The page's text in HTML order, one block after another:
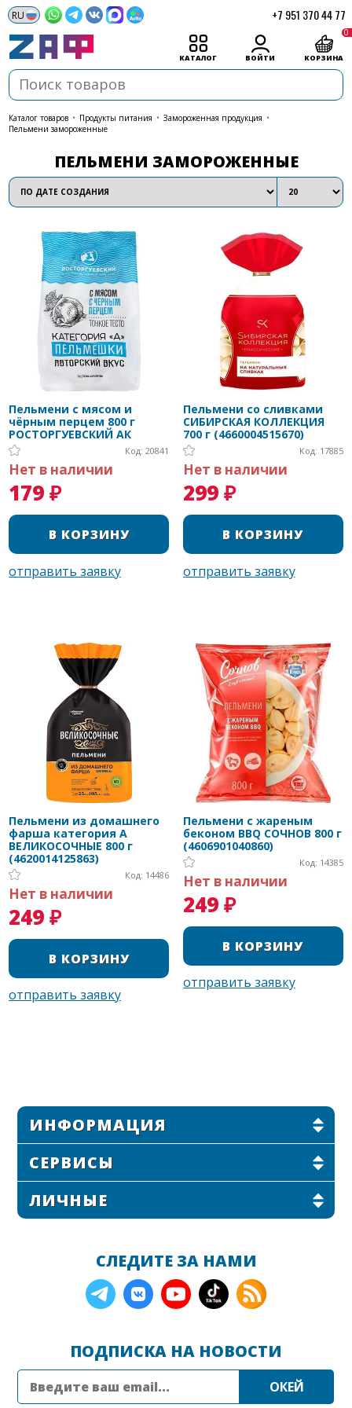
+7 951 370 44 77
КАТАЛОГ ВОЙТИ КОРЗИНА
0
каталог товаров • Продукты питания • Замороженная продукция •
Пельмени замороженные
ПЕЛЬМЕНИ ЗАМОРОЖЕННЫЕ
Пельмени с мясом и
чёрным перцем 800 г
РОСТОРГУЕВСКИЙ АК
Код: 20841
Нет в наличии
179 ₽
Пельмени со сливками
СИБИРСКАЯ КОЛЛЕКЦИЯ
700 г (4660004515670)
Код: 17885
Нет в наличии
299 ₽
Пельмени из домашнего
фарша категория А
ВЕЛИКОСОЧНЫЕ 800 г
(4620014125863)
Код: 14486
Нет в наличии
249 ₽
Пельмени с жареным
беконом BBQ СОЧНОВ 800 г
(4606901040860)
Код: 14385
Нет в наличии
249 ₽
ИНФОРМАЦИЯ
СЕРВИСЫ
ЛИЧНЫЕ
СЛЕДИТЕ ЗА НАМИ
ПОДПИСКА НА НОВОСТИ